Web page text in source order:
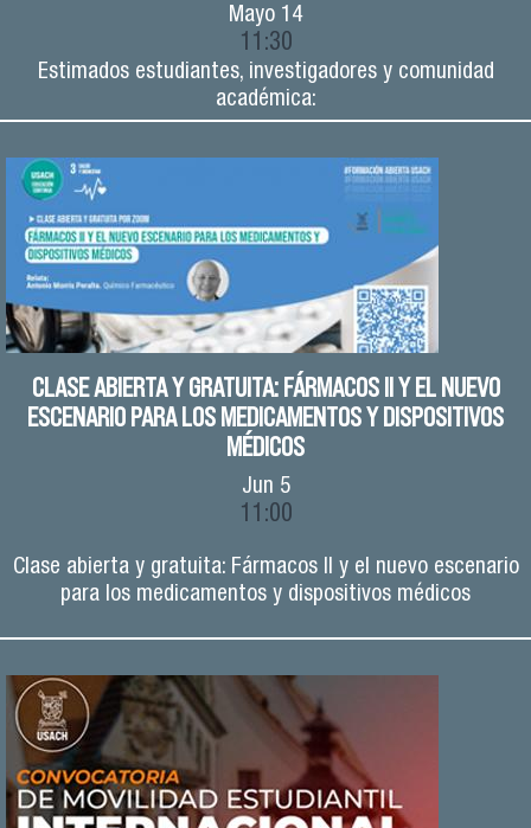
Mayo 14
11:30
Estimados estudiantes, investigadores y comunidad
académica:
CLASE ABIERTA Y GRATUITA: FÁRMACOS II Y EL NUEVO
ESCENARIO PARA LOS MEDICAMENTOS Y DISPOSITIVOS
MÉDICOS
Jun 5
11:00
Clase abierta y gratuita: Fármacos II y el nuevo escenario
para los medicamentos y dispositivos médicos